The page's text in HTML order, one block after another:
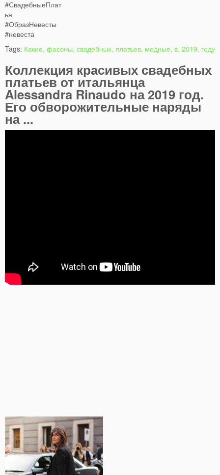
#СвадебныеПлат
ья
#ОбразНевесты
#невеста
Tags: Какие, фасоны, свадебных, платьев, модные, в, 2019, году
Коллекция красивых свадебных
платьев от итальянца
Alessandra Rinaudo на 2019 год.
Его обворожительные наряды
на ...